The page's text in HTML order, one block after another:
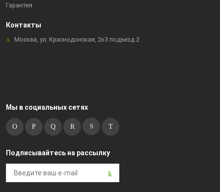
Гарантия
Контакты
Москва, ул. Краснодонская, 2к3 подъезд 2
Мы в социальных сетях
Подписывайтесь на рассылку